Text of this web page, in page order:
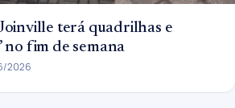
terá quadrilhas e
no fim de semana
2026